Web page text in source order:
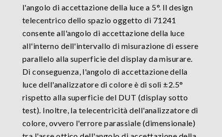
l'angolo di accettazione della luce a 5°. Il design
telecentrico dello spazio oggetto di 71241
consente all'angolo di accettazione della luce
all'interno dell'intervallo di misurazione di essere
parallelo alla superficie del display da misurare.
Di conseguenza, l'angolo di accettazione della
luce dell'analizzatore di colore è di soli ±2.5°
rispetto alla superficie del DUT (display sotto
test). Inoltre, la telecentricità dell'analizzatore di
colore, ovvero l'errore parassiale (dimensionale)